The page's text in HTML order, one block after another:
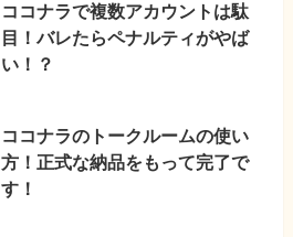
ココナラで複数アカウントは駄
目！バレたらペナルティがやば
い！？
ココナラのトークルームの使い
方！正式な納品をもって完了で
す！